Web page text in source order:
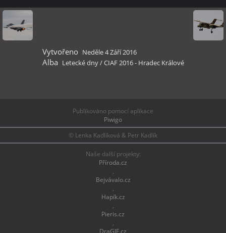
Vytvořeno Neděle 4 Září 2016
Alba Letecké dny/CIAF 2016 - Hradec Králové
Publikováno pomocí aplikace
Piwigo
© Lenka Kadlíková & Petr Kadlík
Naše další projekty:
Příroda.cz
,
Bejvávalo.cz
,
Hapík.cz
,
Pieris.cz
,
DraGIF.cz